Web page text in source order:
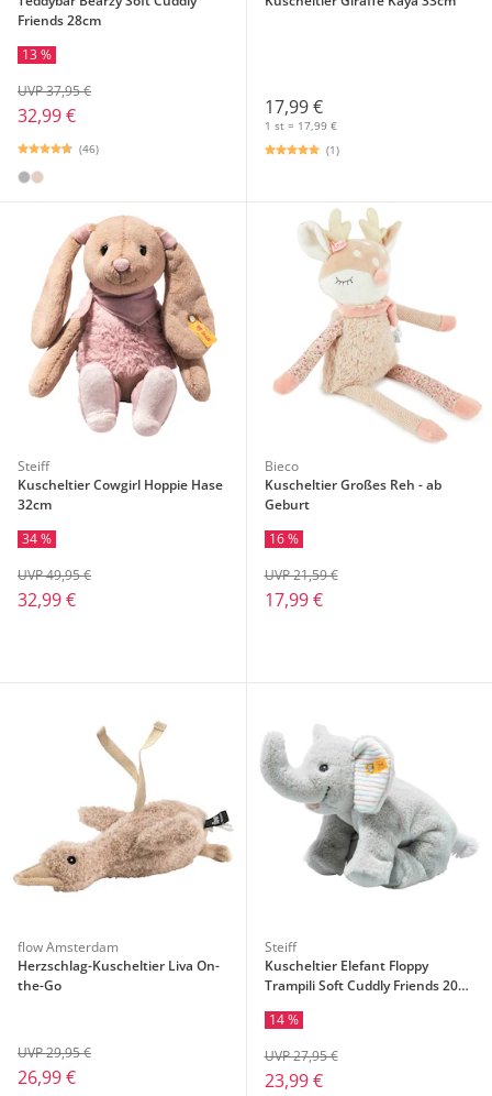
Friends 28cm
13 %
32,99 €
UVP 37,95 €
(46)
17,99 €
1 st = 17,99 €
(1)
Steiff
Kuscheltier Cowgirl Hoppie Hase
32cm
34 %
32,99 €
UVP 49,95 €
Bieco
Kuscheltier Großes Reh - ab
Geburt
16 %
17,99 €
UVP 21,59 €
flow Amsterdam
Herzschlag-Kuscheltier Liva On-
the-Go
26,99 €
UVP 29,95 €
Steiff
Kuscheltier Elefant Floppy
Trampili Soft Cuddly Friends 20
14 %
23,99 €
UVP 27,95 €